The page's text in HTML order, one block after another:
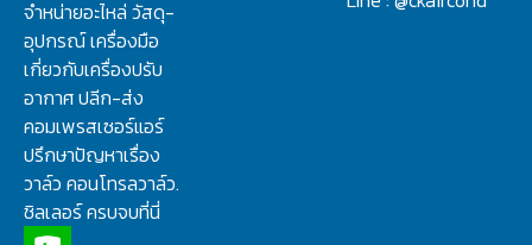
จำหน่ายอะไหล่ วัสดุ-
อุปกรณ์ เครื่องมือ
เกี่ยวกับเครื่องปรับ
อากาศ ปลีก-ส่ง
คอมเพรสเซอร์แอร์
ปรึกษาปัญหาเรื่อง
วาล์ว คอนโทรลวาล์ว.
ชิลเลอร์ ครบจบที่นี่